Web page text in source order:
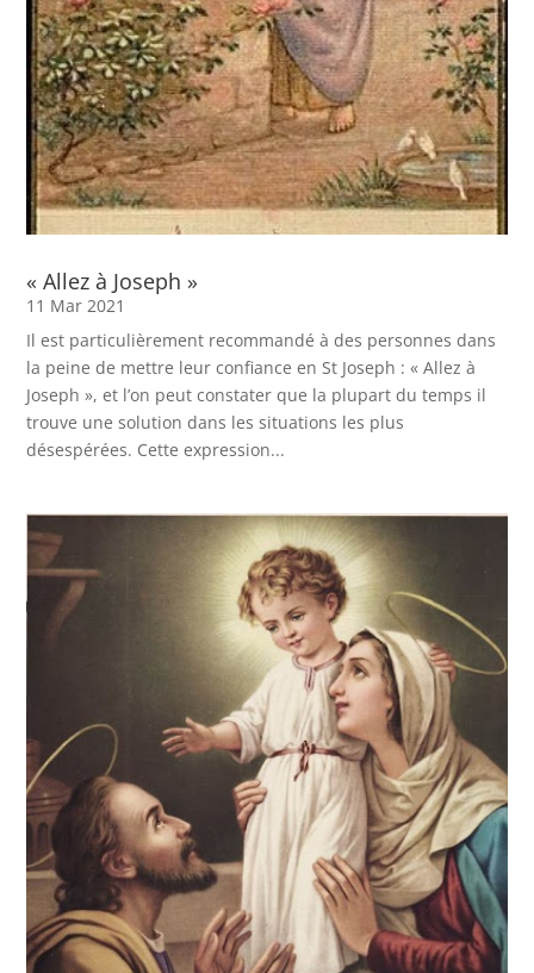
« Allez à Joseph »
11 Mar 2021
Il est particulièrement recommandé à des personnes dans
la peine de mettre leur confiance en St Joseph : « Allez à
Joseph », et l’on peut constater que la plupart du temps il
trouve une solution dans les situations les plus
désespérées. Cette expression...